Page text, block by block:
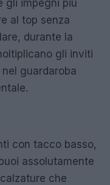
gli impegni più
al top senza
durante la
gli inviti
guardaroba
con tacco basso,
assolutamente
che